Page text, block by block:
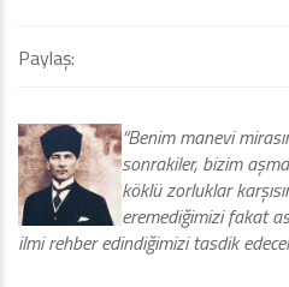
Paylaş:
“Benim manevi
sonrakiler, bizim
köklü zorluklar
eremediğimizi fakat
ilmi rehber edindiğimizi tasdik